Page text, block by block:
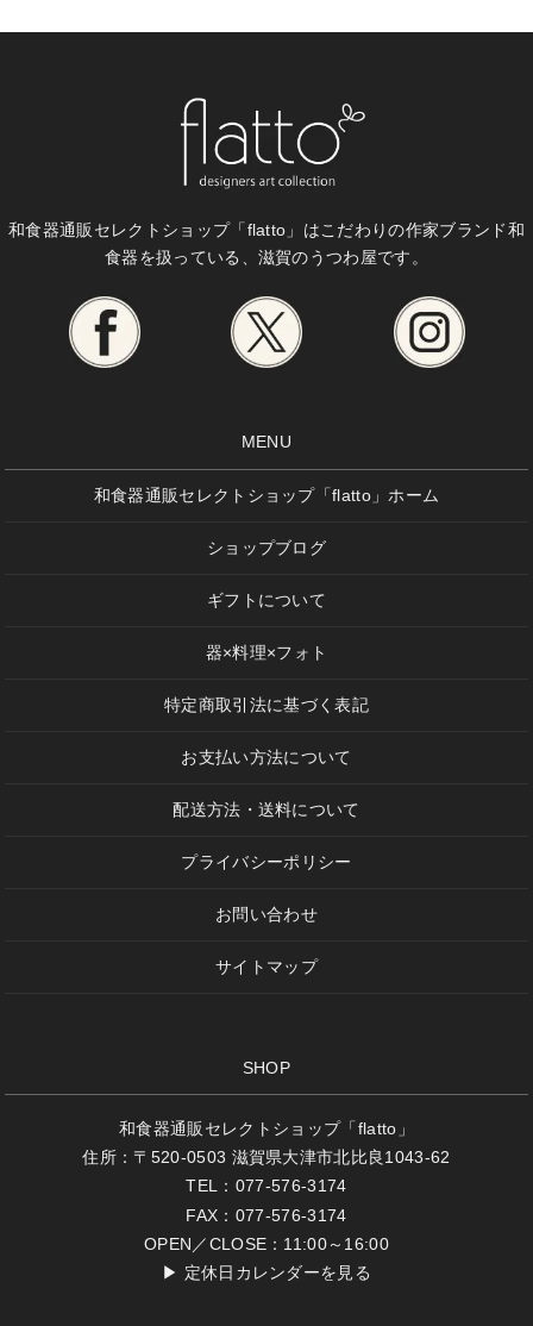
和食器通販セレクトショップ「flatto」はこだわりの作家ブランド和
食器を扱っている、滋賀のうつわ屋です。
MENU
和食器通販セレクトショップ「flatto」ホーム
ショップブログ
ギフトについて
器×料理×フォト
特定商取引法に基づく表記
お支払い方法について
配送方法・送料について
プライバシーポリシー
お問い合わせ
サイトマップ
SHOP
和食器通販セレクトショップ「flatto」
住所：〒520-0503 滋賀県大津市北比良1043-62
TEL：077-576-3174
FAX：077-576-3174
OPEN／CLOSE：11:00～16:00
▶ 定休日カレンダーを見る